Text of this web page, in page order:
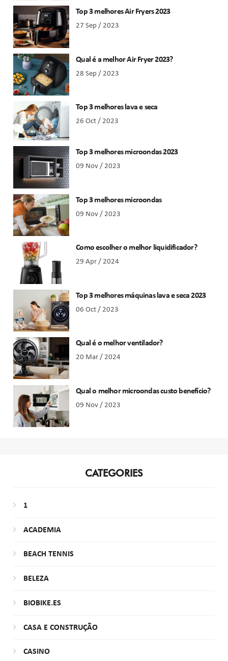
Top 3 melhores Air Fryers 2023
27 Sep / 2023
Qual é a melhor Air Fryer 2023?
28 Sep / 2023
Top 3 melhores lava e seca
26 Oct / 2023
Top 3 melhores microondas 2023
09 Nov / 2023
Top 3 melhores microondas
09 Nov / 2023
Como escolher o melhor liquidificador?
29 Apr / 2024
Top 3 melhores máquinas lava e seca 2023
06 Oct / 2023
Qual é o melhor ventilador?
20 Mar / 2024
Qual o melhor microondas custo benefício?
09 Nov / 2023
CATEGORIES
1
ACADEMIA
BEACH TENNIS
BELEZA
BIOBIKE.ES
CASA E CONSTRUÇÃO
CASINO